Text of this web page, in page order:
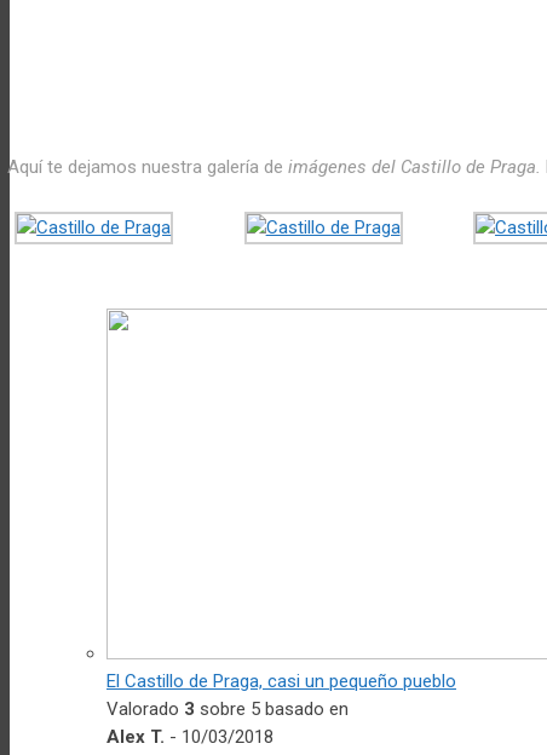
Aquí te dejamos nuestra galería de imágenes del Castillo de Praga.
El Castillo de Praga, casi un pequeño pueblo
Valorado 3 sobre 5 basado en
Alex T. - 10/03/2018